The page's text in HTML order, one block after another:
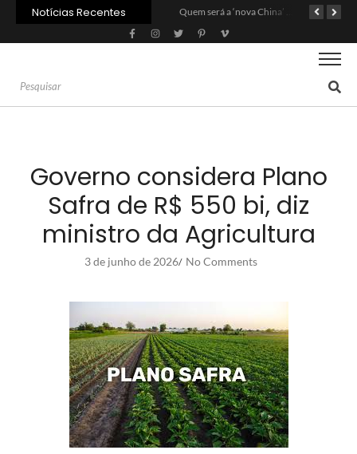
Notícias Recentes Quem será a ‘nova China’ do agro quando o apetite de Pequim acabar?
Governo considera Plano
Safra de R$ 550 bi, diz
ministro da Agricultura
3 de junho de 2026/ No Comments